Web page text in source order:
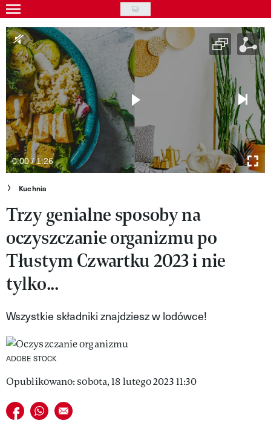
Skip
to
main
content
Gwiazdy
Ludzie
Moda
Uroda
Styl życia
Kultura
Wideo
Nasze akcje
VIVA!ART
VIVA!MODA
VIVA!LIFESTYLE
VIVA!MAN
VIVA!PEOPLE POWER
VIVA!ITAKA
MAGAZYN VIVA!
0:00 / 1:26
Kuchnia
Trzy genialne sposoby na
oczyszczanie organizmu po
Tłustym Czwartku 2023 i nie
tylko...
Wszystkie składniki znajdziesz w lodówce!
ADOBE STOCK
Opublikowano: sobota, 18 lutego 2023 11:30
Udostępnij na facebook
Udostępnij na whatsapp
E-mail do przyjaciela